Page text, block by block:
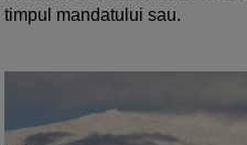
timpul mandatului sau.